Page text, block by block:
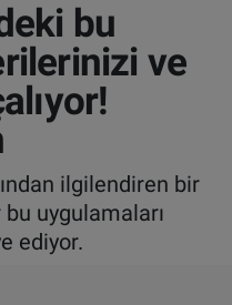
bu
ve
ilgilendiren bir
uygulamaları
ediyor.
Fikstür